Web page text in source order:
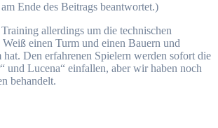
Ende des Beitrags beantwortet.)
allerdings um die technischen
einen Turm und einen Bauern und
hat. Den erfahrenen Spielern werden sofort die
und Lucena“ einfallen, aber wir haben noch
behandelt.